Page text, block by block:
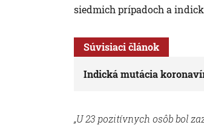
siedmich prípadoch a
Súvisiaci článok
Indická mutácia
„U 23 pozitívnych osôb bol